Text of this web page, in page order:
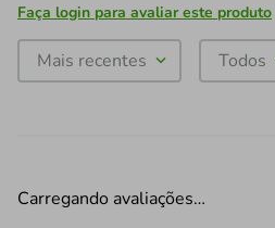
Faça login para avaliar este produto
Mais recentes Todos
Carregando avaliações…